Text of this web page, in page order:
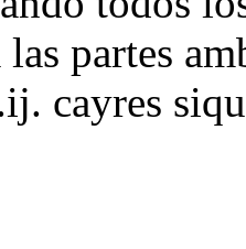
las partes
cayres